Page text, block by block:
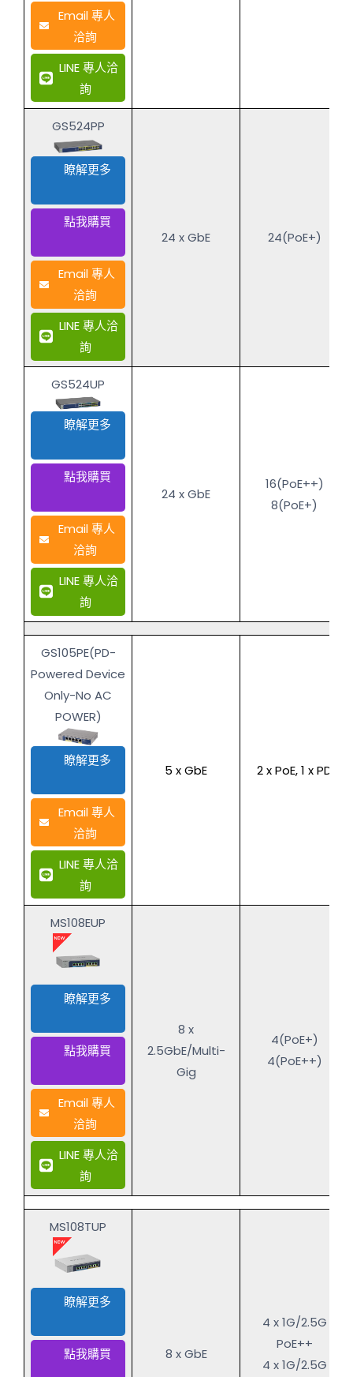
Email 專人
洽詢
LINE 專人洽
詢
GS524PP
瞭解更多
點我購買
Email 專人
洽詢
LINE 專人洽
詢
24 x GbE 24(PoE+)
GS524UP
瞭解更多
點我購買
Email 專人
洽詢
LINE 專人洽
詢
24 x GbE
16(PoE++)
8(PoE+)
GS105PE(PD-
Powered Device
Only-No AC
POWER)
瞭解更多
Email 專人
洽詢
LINE 專人洽
詢
5 x GbE 2 x PoE, 1 x PD
MS108EUP
瞭解更多
點我購買
Email 專人
洽詢
LINE 專人洽
詢
8 x
2.5GbE/Multi-
Gig
4(PoE+)
4(PoE++)
MS108TUP
瞭解更多
點我購買 8 x GbE
4 x 1G/2.5G
PoE++
4 x 1G/2.5G